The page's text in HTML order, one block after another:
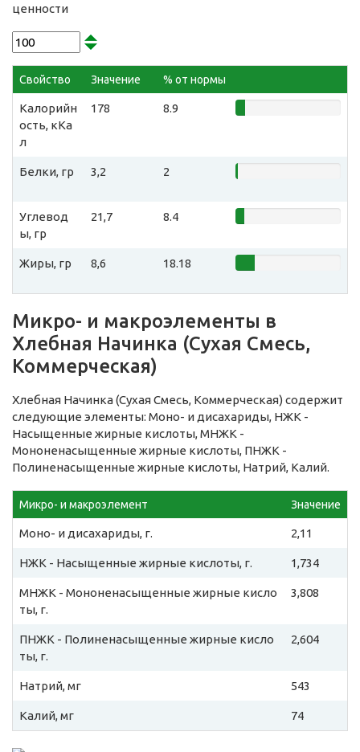
ценности
Свойство Значение % от нормы
Калорийн
ость, кКа
л
178 8.9
Белки, гр 3,2 2
Углевод
ы, гр
21,7 8.4
Жиры, гр 8,6 18.18
Микро- и макроэлементы в
Хлебная Начинка (Сухая Смесь,
Коммерческая)
Хлебная Начинка (Сухая Смесь, Коммерческая) содержит
следующие элементы: Моно- и дисахариды, НЖК -
Насыщенные жирные кислоты, МНЖК -
Мононенасыщенные жирные кислоты, ПНЖК -
Полиненасыщенные жирные кислоты, Натрий, Калий.
Микро- и макроэлемент Значение
Моно- и дисахариды, г. 2,11
НЖК - Насыщенные жирные кислоты, г. 1,734
МНЖК - Мононенасыщенные жирные кисло
ты, г.
3,808
ПНЖК - Полиненасыщенные жирные кисло
ты, г.
2,604
Натрий, мг 543
Калий, мг 74